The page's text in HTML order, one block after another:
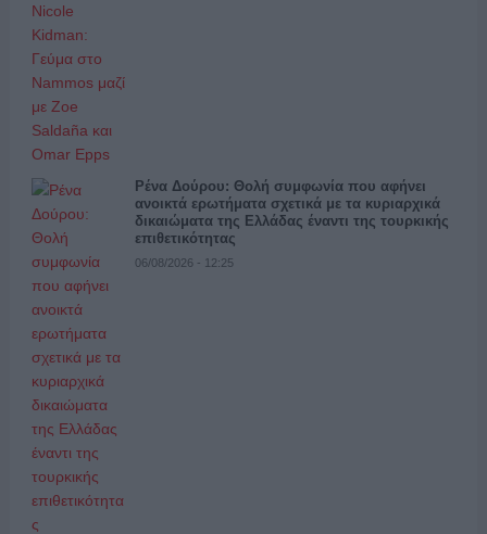
Ρένα Δούρου: Θολή συμφωνία που αφήνει
ανοικτά ερωτήματα σχετικά με τα κυριαρχικά
δικαιώματα της Ελλάδας έναντι της τουρκικής
επιθετικότητας
06/08/2026 - 12:25